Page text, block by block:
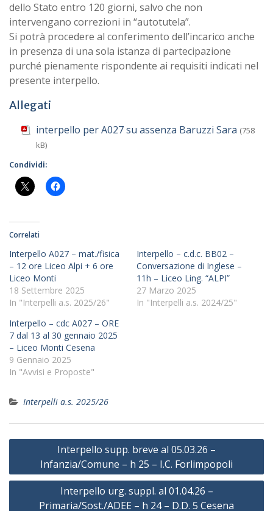
dello Stato entro 120 giorni, salvo che non
intervengano correzioni in “autotutela”.
Si potrà procedere al conferimento dell’incarico anche
in presenza di una sola istanza di partecipazione
purché pienamente rispondente ai requisiti indicati nel
presente interpello.
Allegati
interpello per A027 su assenza Baruzzi Sara (758
kB)
Condividi:
Correlati
Interpello A027 – mat./fisica
– 12 ore Liceo Alpi + 6 ore
Liceo Monti
18 Settembre 2025
In "Interpelli a.s. 2025/26"
Interpello – c.d.c. BB02 –
Conversazione di Inglese –
11h – Liceo Ling. “ALPI”
27 Marzo 2025
In "Interpelli a.s. 2024/25"
Interpello – cdc A027 – ORE
7 dal 13 al 30 gennaio 2025
– Liceo Monti Cesena
9 Gennaio 2025
In "Avvisi e Proposte"
Interpelli a.s. 2025/26
Navigazione
articoli
Interpello supp. breve al 05.03.26 –
Infanzia/Comune – h 25 – I.C. Forlimpopoli
Interpello urg. suppl. al 01.04.26 –
Primaria/Sost./ADEE – h 24 – D.D. 5 Cesena